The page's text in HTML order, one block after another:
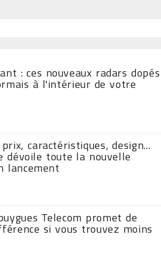
: ces nouveaux radars dopés
à l'intérieur de votre
caractéristiques, design...
dévoile toute la nouvelle
lancement
Telecom promet de
si vous trouvez moins